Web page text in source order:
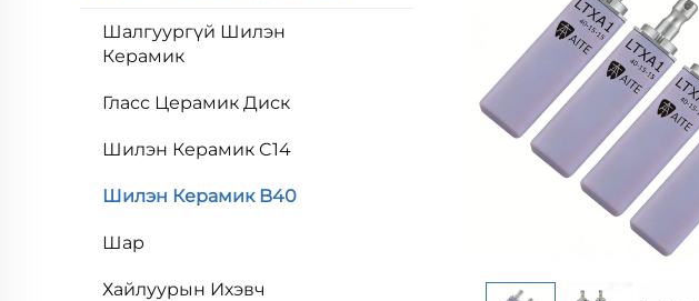
Шалгуургүй Шилэн
Керамик
Гласс Церамик Диск
Шилэн Керамик C14
Шилэн Керамик B40
Шар
Хайлуурын Ихэвч